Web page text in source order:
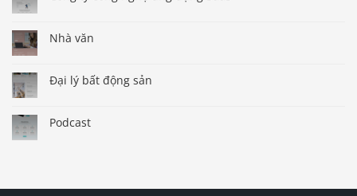
Nhà văn
Đại lý bất động sản
Podcast